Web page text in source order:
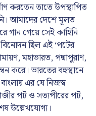
করতেন তাতে উপস্থাপিত
আমাদের দেশে মূলত
গান গেয়ে সেই কাহিনি
বিনোদন ছিল এই ‘পটের
মহাভারত, পদ্মাপুরাণ,
করে। ভারতের বহুস্থানে
এর যে নিজস্ব
পট ও সত্যপীরের পট,
উল্লেখযোগ্য।